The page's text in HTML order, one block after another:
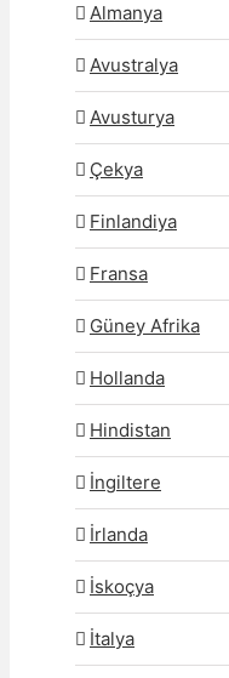
Almanya
Avustralya
Avusturya
Çekya
Finlandiya
Fransa
Güney Afrika
Hollanda
Hindistan
İngiltere
İrlanda
İskoçya
İtalya